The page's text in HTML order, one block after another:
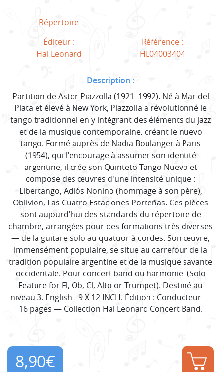
Répertoire
Éditeur :
Hal Leonard
Référence :
HL04003404
Description :
Partition de Astor Piazzolla (1921–1992). Né à Mar del
Plata et élevé à New York, Piazzolla a révolutionné le
tango traditionnel en y intégrant des éléments du jazz
et de la musique contemporaine, créant le nuevo
tango. Formé auprès de Nadia Boulanger à Paris
(1954), qui l'encourage à assumer son identité
argentine, il crée son Quinteto Tango Nuevo et
compose des œuvres d'une intensité unique :
Libertango, Adiós Nonino (hommage à son père),
Oblivion, Las Cuatro Estaciones Porteñas. Ces pièces
sont aujourd'hui des standards du répertoire de
chambre, arrangées pour des formations très diverses
— de la guitare solo au quatuor à cordes. Son œuvre,
immensément populaire, se situe au carrefour de la
tradition populaire argentine et de la musique savante
occidentale. Pour concert band ou harmonie. (Solo
Feature for Fl, Ob, Cl, Alto or Trumpet). Destiné au
niveau 3. English - 9 X 12 INCH. Édition : Conducteur —
16 pages — Collection Hal Leonard Concert Band.
8,90€